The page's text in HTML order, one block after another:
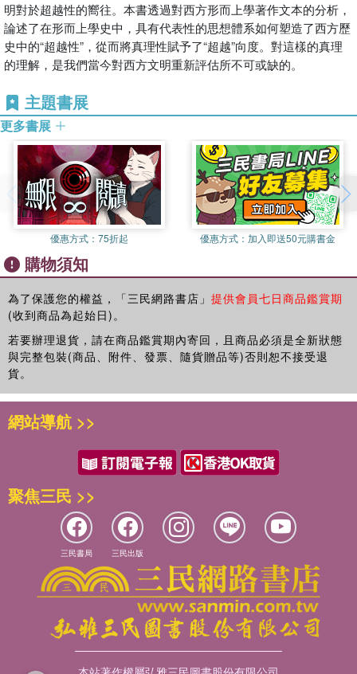
明對於超越性的嚮往。本書透過對西方形而上學著作文本的分析，
論述了在形而上學史中，具有代表性的思想體系如何塑造了西方歷
史中的“超越性”，從而將真理性賦予了“超越”向度。對這樣的真理
的理解，是我們當今對西方文明重新評估所不可或缺的。
主題書展
更多書展
優惠方式： 75折起 優惠方式： 加入即送50元購書金
購物須知
為了保護您的權益，「三民網路書店」 提供會員七日商品鑑賞期
(收到商品為起始日)。
若要辦理退貨，請在商品鑑賞期內寄回，且商品必須是全新狀態
與完整包裝(商品、附件、發票、隨貨贈品等)否則恕不接受退
貨。
網站導航 >>
聚焦三民 >>
三民書局 三民出版